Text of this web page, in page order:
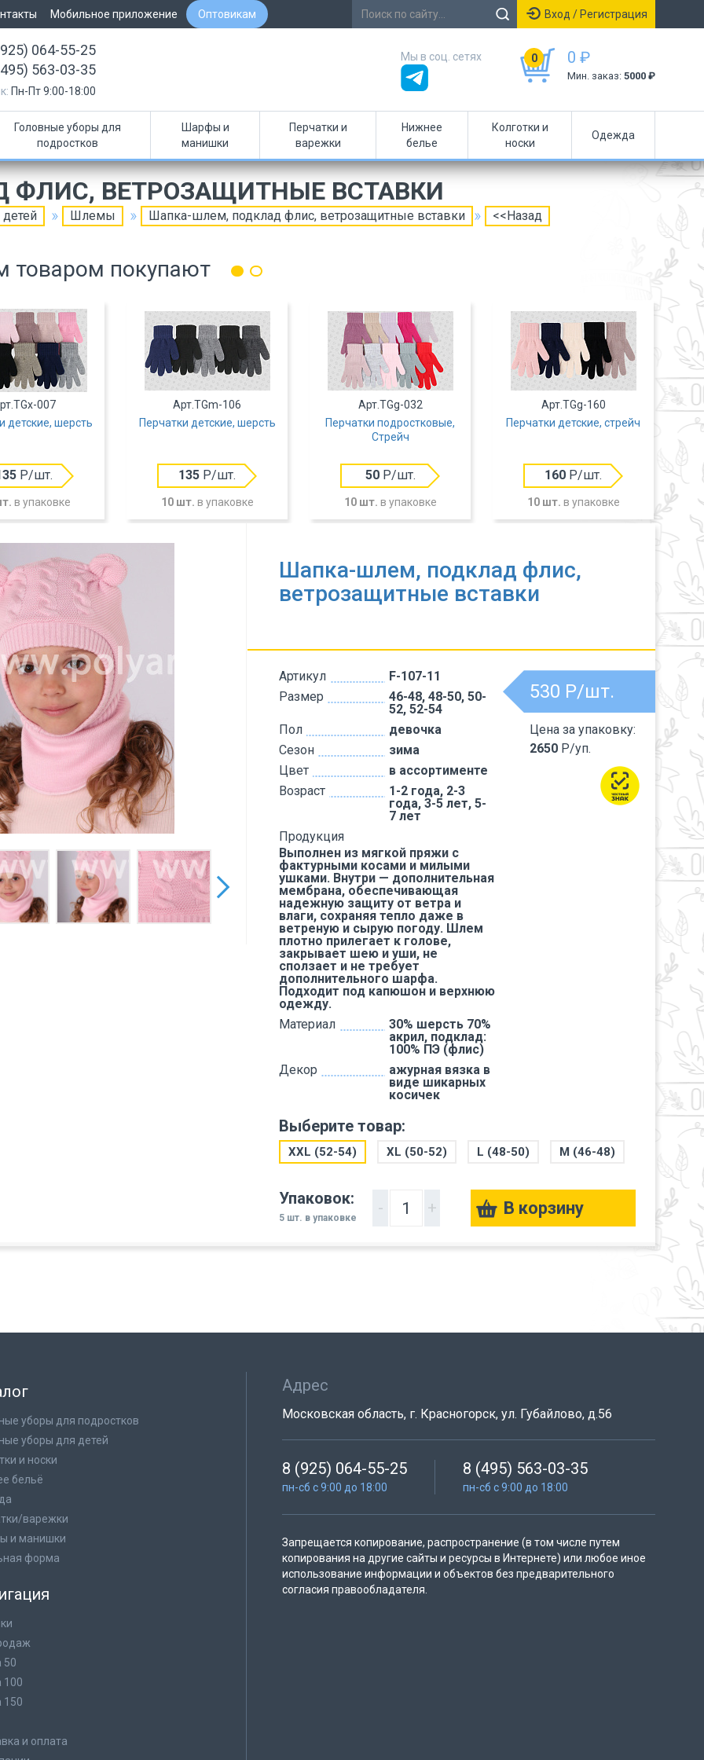
Мобильное приложение Оптовикам Вход / Регистрация
064-55-25
563-03-35
Пн-Пт 9:00-18:00
0 0 ₽
Мин. заказ: 5000 ₽
Мы в соц. сетях
Головные уборы для
подростков
Шарфы и
манишки
Перчатки и
варежки
Нижнее
белье
Колготки и
носки
Одежда
ВЕТРОЗАЩИТНЫЕ ВСТАВКИ
Шлемы Шапка-шлем, подклад флис, ветрозащитные вставки <<Назад
товаром покупают
007
детские, шерсть
Р/шт.
в упаковке
Арт.TGm-106
Перчатки детские, шерсть
135 Р/шт.
10 шт. в упаковке
Арт.TGg-032
Перчатки подростковые,
Стрейч
50Р/шт.
10 шт. в упаковке
Арт.TGg-160
Перчатки детские, стрейч
160 Р/шт.
10 шт. в упаковке
Шапка-шлем, подклад флис,
ветрозащитные вставки
Артикул
F-107-11
Размер
46-48, 48-50, 50-
52, 52-54
Пол
девочка
Сезон
зима
Цвет
в ассортименте
Возраст
1-2 года, 2-3
года, 3-5 лет, 5-
7 лет
Продукция
Выполнен из мягкой пряжи с
фактурными косами и милыми
ушками. Внутри — дополнительная
мембрана, обеспечивающая
надежную защиту от ветра и
влаги, сохраняя тепло даже в
ветреную и сырую погоду. Шлем
плотно прилегает к голове,
закрывает шею и уши, не
сползает и не требует
дополнительного шарфа.
Подходит под капюшон и верхнюю
одежду.
Материал
30% шерсть 70%
акрил, подклад:
100% ПЭ (флис)
Декор
ажурная вязка в
виде шикарных
косичек
530 Р/шт.
Цена за упаковку:
2650 Р/уп.
Выберите товар:
XXL (52-54) XL (50-52) L (48-50) M (46-48)
Упаковок:
5 шт. в упаковке
- +
уборы для подростков
уборы для детей
и носки
бельё
варежки
и манишки
форма
50
100
150
и оплата
Адрес
Московская область, г. Красногорск, ул. Губайлово, д.56
8 (925) 064-55-25
пн-сб с 9:00 до 18:00
8 (495) 563-03-35
пн-сб с 9:00 до 18:00
Запрещается копирование, распространение (в том числе путем
копирования на другие сайты и ресурсы в Интернете) или любое иное
использование информации и объектов без предварительного
согласия правообладателя.